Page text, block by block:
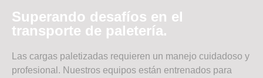
Superando desafíos en el
transporte de paletería.
Las cargas paletizadas requieren un manejo cuidadoso y
profesional. Nuestros equipos están entrenados para